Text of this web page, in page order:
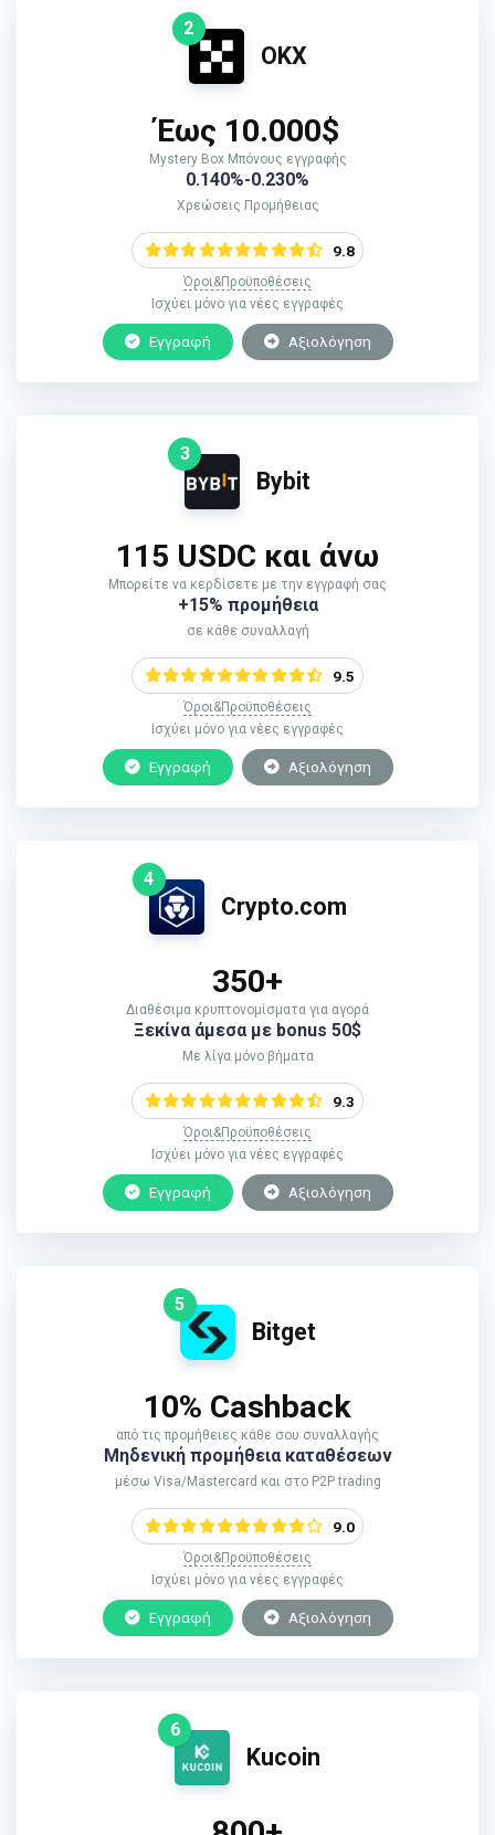
2
ΟΚΧ
Έως 10.000$
Mystery Box Μπόνους εγγραφής
0.140%-0.230%
Χρεώσεις Προμήθειας
9.8
Όροι&Προϋποθέσεις
Ισχύει μόνο για νέες εγγραφές
Εγγραφή Αξιολόγηση
3
Bybit
115 USDC και άνω
Μπορείτε να κερδίσετε με την εγγραφή σας
+15% προμήθεια
σε κάθε συναλλαγή
9.5
Όροι&Προϋποθέσεις
Ισχύει μόνο για νέες εγγραφές
Εγγραφή Αξιολόγηση
4
Crypto.com
350+
Διαθέσιμα κρυπτονομίσματα για αγορά
Ξεκίνα άμεσα με bonus 50$
Με λίγα μόνο βήματα
9.3
Όροι&Προϋποθέσεις
Ισχύει μόνο για νέες εγγραφές
Εγγραφή Αξιολόγηση
5
Bitget
10% Cashback
από τις προμήθειες κάθε σου συναλλαγής
Μηδενική προμήθεια καταθέσεων
μέσω Visa/Mastercard και στο P2P trading
9.0
Όροι&Προϋποθέσεις
Ισχύει μόνο για νέες εγγραφές
Εγγραφή Αξιολόγηση
6
Kucoin